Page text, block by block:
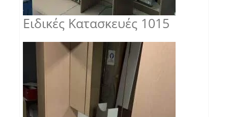
Ειδικές Κατασκευές 1015